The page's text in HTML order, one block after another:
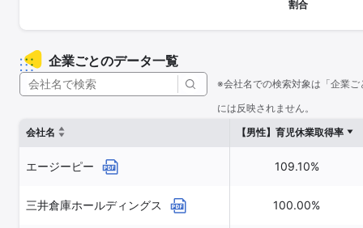
企業ごとのデータ一覧
※会社名での検索対象は「企業
には反映されません。
会社名
【男性】育児休業取得率
エージーピー 109.10%
三井倉庫ホールディングス 100.00%